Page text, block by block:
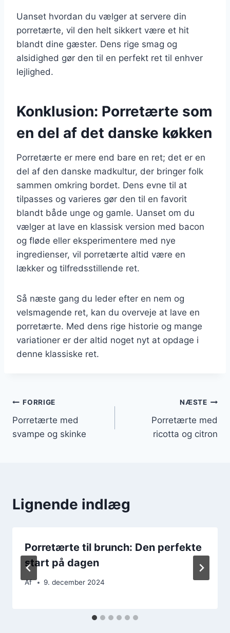
Uanset hvordan du vælger at servere din
porretærte, vil den helt sikkert være et hit
blandt dine gæster. Dens rige smag og
alsidighed gør den til en perfekt ret til enhver
lejlighed.
Konklusion: Porretærte som
en del af det danske køkken
Porretærte er mere end bare en ret; det er en
del af den danske madkultur, der bringer folk
sammen omkring bordet. Dens evne til at
tilpasses og varieres gør den til en favorit
blandt både unge og gamle. Uanset om du
vælger at lave en klassisk version med bacon
og fløde eller eksperimentere med nye
ingredienser, vil porretærte altid være en
lækker og tilfredsstillende ret.
Så næste gang du leder efter en nem og
velsmagende ret, kan du overveje at lave en
porretærte. Med dens rige historie og mange
variationer er der altid noget nyt at opdage i
denne klassiske ret.
Indlægsnavigation
FORRIGE
Porretærte med
svampe og skinke
NÆSTE
Porretærte med
ricotta og citron
Lignende indlæg
Porretærte til brunch: Den perfekte
start på dagen
Af 9. december 2024